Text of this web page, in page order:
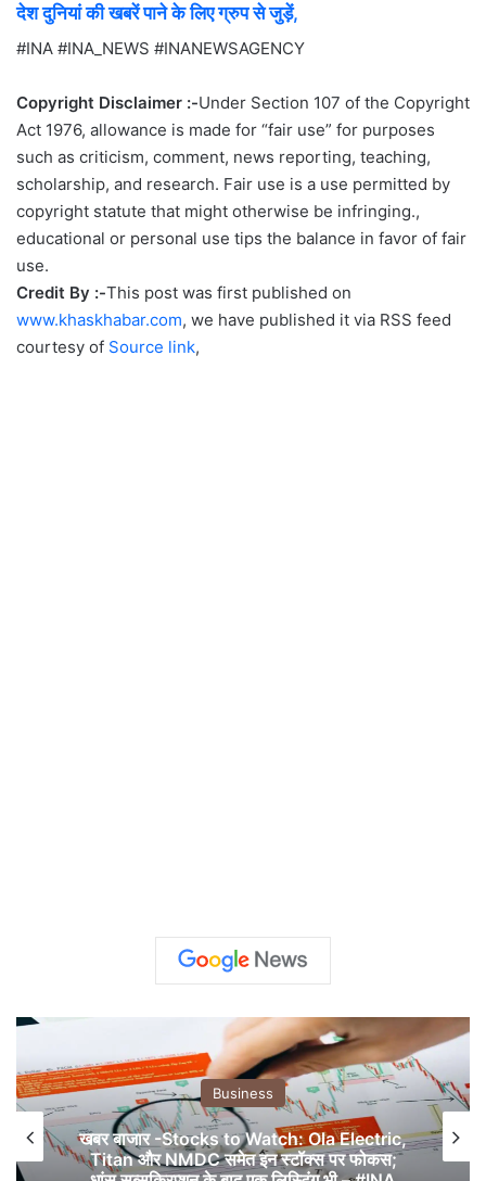
देश दुनियां की खबरें पाने के लिए ग्रुप से जुड़ें,
#INA #INA_NEWS #INANEWSAGENCY
Copyright Disclaimer :-Under Section 107 of the Copyright
Act 1976, allowance is made for “fair use” for purposes
such as criticism, comment, news reporting, teaching,
scholarship, and research. Fair use is a use permitted by
copyright statute that might otherwise be infringing.,
educational or personal use tips the balance in favor of fair
use.
Credit By :-This post was first published on
www.khaskhabar.com, we have published it via RSS feed
courtesy of Source link,
Business
खबर बाजार -Stocks to Watch: Ola Electric,
Titan और NMDC समेत इन स्टॉक्स पर फोकस;